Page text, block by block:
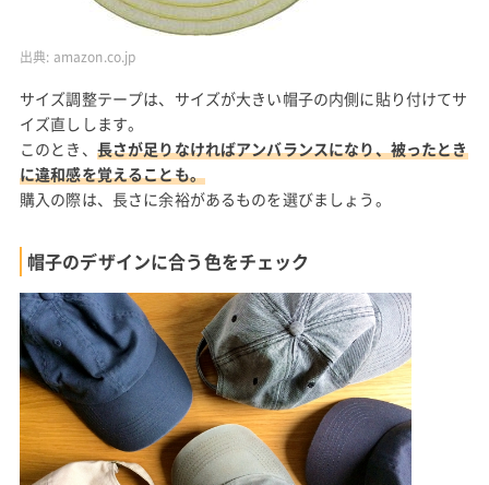
出典: amazon.co.jp
サイズ調整テープは、サイズが大きい帽子の内側に貼り付けてサ
イズ直しします。
このとき、 長さが足りなければアンバランスになり、被ったとき
に違和感を覚えることも。
購入の際は、長さに余裕があるものを選びましょう。
帽子のデザインに合う色をチェック